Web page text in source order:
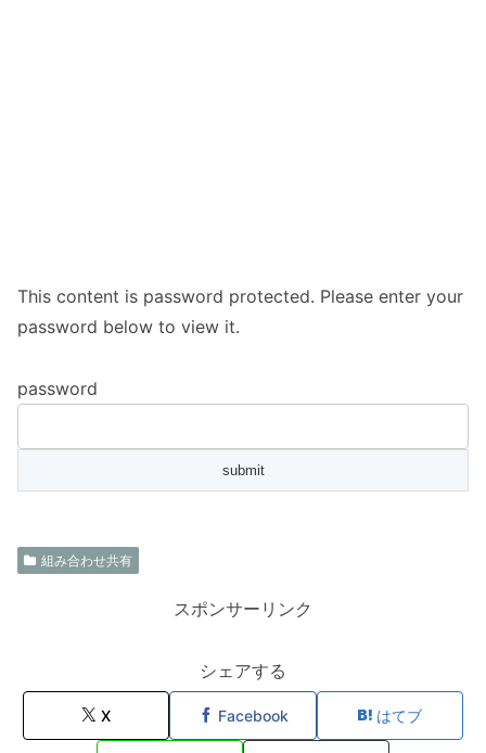
This content is password protected. Please enter your
password below to view it.
password
組み合わせ共有
スポンサーリンク
シェアする
X Facebook はてブ